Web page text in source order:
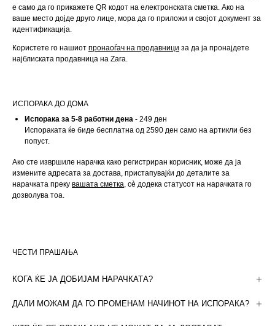
е само да го прикажете QR кодот на електронската сметка. Ако на
ваше место дојде друго лице, мора да го приложи и својот документ за
идентификација.
Користете го нашиот пронаоѓач на продавници за да ја пронајдете
најблиската продавница на Zara.
ИСПОРАКА ДО ДОМА
Испорака за 5-8 работни дена - 249 ден
Испораката ќе биде бесплатна од 2590 ден само на артикли без
попуст.
Ако сте извршиле нарачка како регистриран корисник, може да ја
измените адресата за достава, пристапувајќи до деталите за
нарачката преку вашата сметка, сè додека статусот на нарачката го
дозволува тоа.
ЧЕСТИ ПРАШАЊА
КОГА ЌЕ ЈА ДОБИЈАМ НАРАЧКАТА?
на достава. Потоа може да ја следите од вашата сметка или, ако сте
ДАЛИ МОЖАМ ДА ГО ПРОМЕНАМ НАЧИНОТ НА ИСПОРАКА?
Ако купувањето е веќе завршено, избраниот начин на испорака не